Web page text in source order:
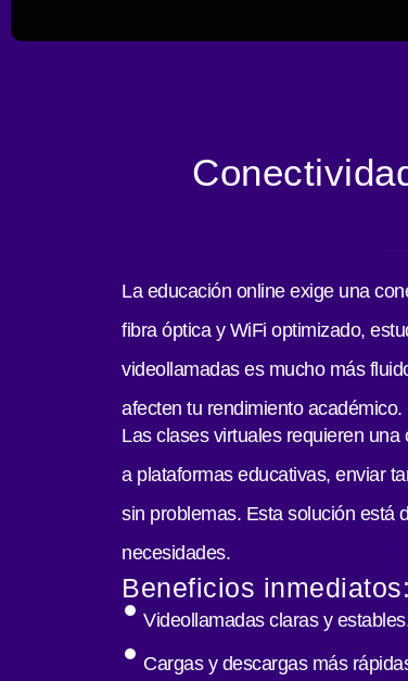
La educación online exige una
fibra óptica y WiFi optimizado,
videollamadas es mucho más
afecten tu rendimiento académico.
Las clases virtuales requieren
a plataformas educativas, enviar
sin problemas. Esta solución está
necesidades.
Beneficios inmediatos:
Videollamadas claras y
Cargas y descargas más